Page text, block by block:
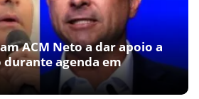
ACM Neto a dar apoio a
durante agenda em